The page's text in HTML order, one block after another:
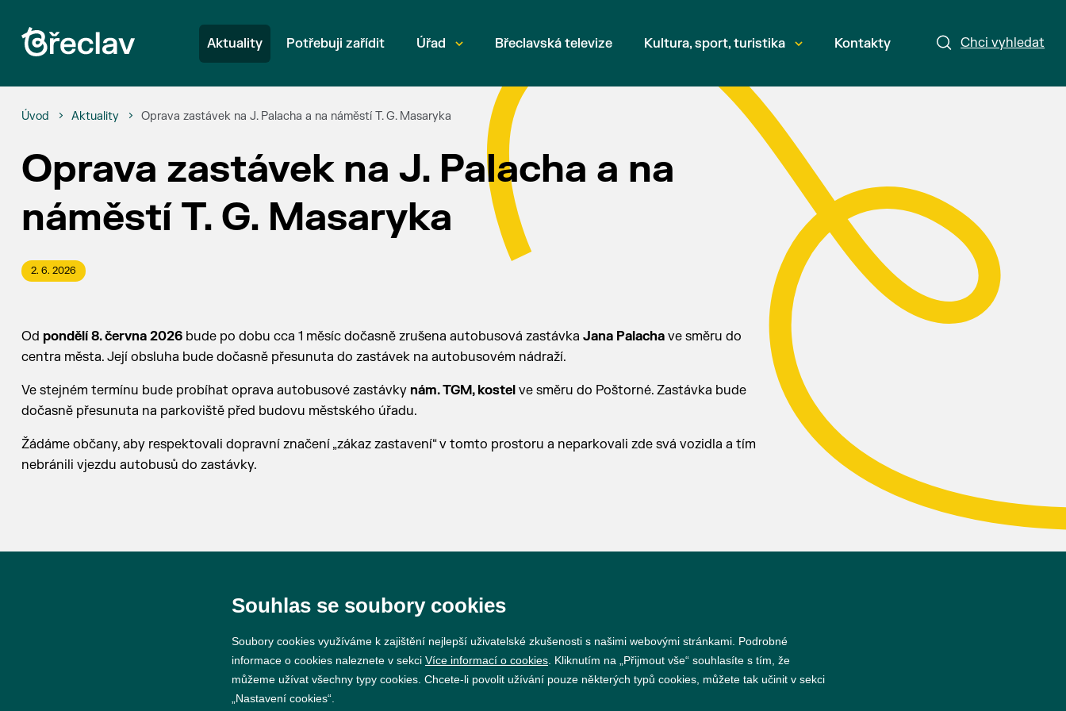
Chci vyhledat
Aktuality Potřebuji zařídit Úřad Břeclavská televize Kultura, sport, turistika Kontakty
Úvod Aktuality Oprava zastávek na J. Palacha a na náměstí T. G. Masaryka
Oprava zastávek na J. Palacha a na
náměstí T. G. Masaryka
2. 6. 2026
Od pondělí 8. června 2026bude po dobu cca 1 měsíc dočasně zrušena autobusová zastávka Jana Palachave směru do
centra města. Její obsluha bude dočasně přesunuta do zastávek na autobusovém nádraží.
Ve stejném termínu bude probíhat oprava autobusové zastávky nám. TGM, kostel ve směru do Poštorné. Zastávka bude
dočasně přesunuta na parkoviště před budovu městského úřadu.
Žádáme občany, aby respektovali dopravní značení „zákaz zastavení“ v tomto prostoru a neparkovali zde svá vozidla a tím
nebránili vjezdu autobusů do zastávky.
Prohlášení o přístupnosti
Souhlas se soubory cookies
Soubory cookies využíváme k zajištění nejlepší uživatelské zkušenosti s našimi webovými stránkami. Podrobné
informace o cookies naleznete v sekci Více informací o cookies . Kliknutím na „Přijmout vše“ souhlasíte s tím, že
můžeme užívat všechny typy cookies. Chcete-li povolit užívání pouze některých typů cookies, můžete tak učinit v sekci
„Nastavení cookies“.